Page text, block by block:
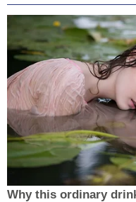
Why this ordinary